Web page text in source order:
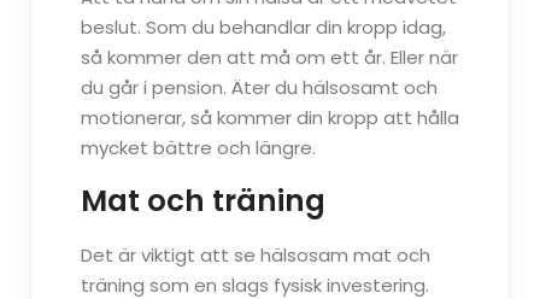
beslut. Som du behandlar din kropp idag,
så kommer den att må om ett år. Eller när
du går i pension. Äter du hälsosamt och
motionerar, så kommer din kropp att hålla
mycket bättre och längre.
Mat och träning
Det är viktigt att se hälsosam mat och
träning som en slags fysisk investering.